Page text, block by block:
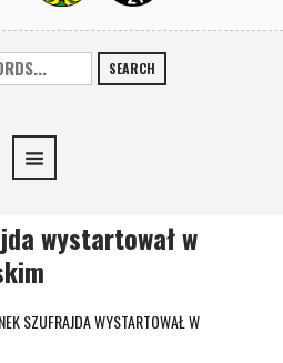
SEARCH
wystartował w
SZUFRAJDA WYSTARTOWAŁ W